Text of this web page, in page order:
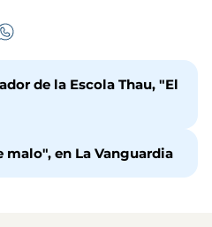
de la Escola Thau, "El
malo", en La Vanguardia